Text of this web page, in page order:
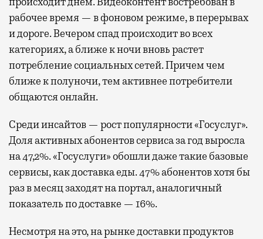
рабочее время — в фоновом режиме, в перерывах
и дороге. Вечером спад происходит во всех
категориях, а ближе к ночи вновь растет
потребление социальных сетей. Причем чем
ближе к полуночи, тем активнее потребители
общаются онлайн.
Среди инсайтов — рост популярности «Госуслуг».
Доля активных абонентов сервиса за год выросла
на 47,2%. «Госуслуги» обошли даже такие базовые
сервисы, как доставка еды. 47% абонентов хотя бы
раз в месяц заходят на портал, аналогичный
показатель по доставке — 16%.
Несмотря на это, на рынке доставки продуктов